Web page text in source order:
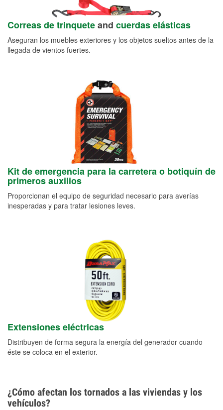
Correas de trinqueteand cuerdas elásticas
Aseguran los muebles exteriores y los objetos sueltos antes de la
llegada de vientos fuertes.
Kit de emergencia para la carretera o botiquín de
primeros auxilios
Proporcionan el equipo de seguridad necesario para averías
inesperadas y para tratar lesiones leves.
Extensiones eléctricas
Distribuyen de forma segura la energía del generador cuando
éste se coloca en el exterior.
¿Cómo afectan los tornados a las viviendas y los
vehículos?